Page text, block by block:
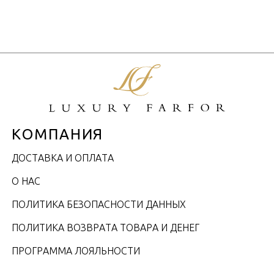
КОМПАНИЯ
ДОСТАВКА И ОПЛАТА
О НАС
ПОЛИТИКА БЕЗОПАСНОСТИ ДАННЫХ
ПОЛИТИКА ВОЗВРАТА ТОВАРА И ДЕНЕГ
ПРОГРАММА ЛОЯЛЬНОСТИ